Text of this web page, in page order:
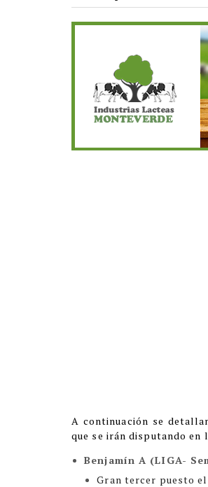
A continuación se
que se irán disputando en
Benjamín A (LIGA-
Gran tercer puesto el